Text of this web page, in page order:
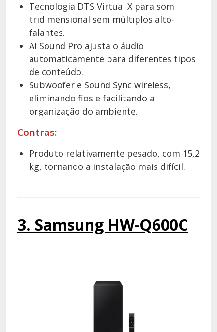
Tecnologia DTS Virtual X para som
tridimensional sem múltiplos alto-
falantes.
AI Sound Pro ajusta o áudio
automaticamente para diferentes tipos
de conteúdo.
Subwoofer e Sound Sync wireless,
eliminando fios e facilitando a
organização do ambiente.
Contras:
Produto relativamente pesado, com 15,2
kg, tornando a instalação mais difícil.
3. Samsung HW-Q600C